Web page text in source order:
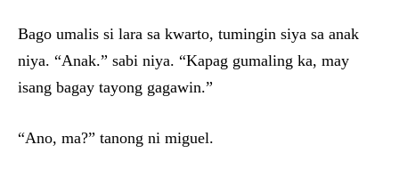
Bago umalis si lara sa kwarto, tumingin siya sa anak
niya. “Anak.” sabi niya. “Kapag gumaling ka, may
isang bagay tayong gagawin.”
“Ano, ma?” tanong ni miguel.